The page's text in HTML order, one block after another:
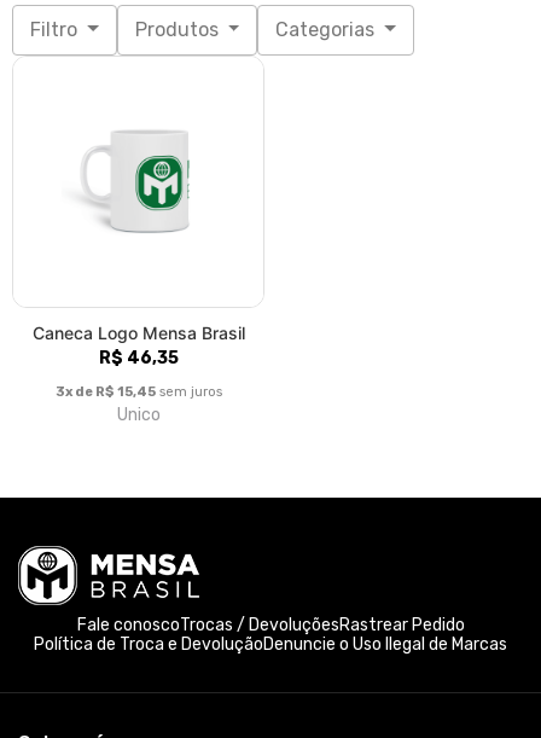
Filtro Produtos Categorias
Caneca Logo Mensa Brasil
R$ 46,35
3x de R$ 15,45sem juros
Unico
Fale conoscoTrocas / DevoluçõesRastrear Pedido
Política de Troca e DevoluçãoDenuncie o Uso Ilegal de Marcas